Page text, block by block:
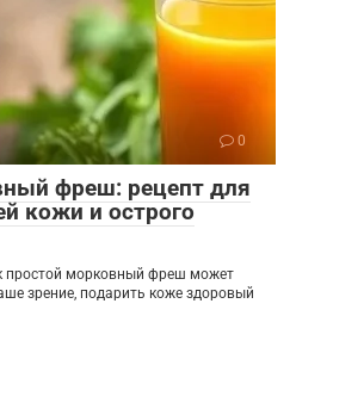
0
фреш: рецепт для
кожи и острого
простой морковный фреш может
зрение, подарить коже здоровый